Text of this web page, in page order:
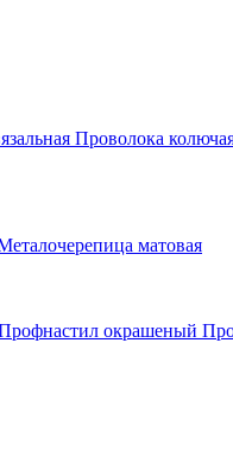
Проволока
матовая
окрашеный